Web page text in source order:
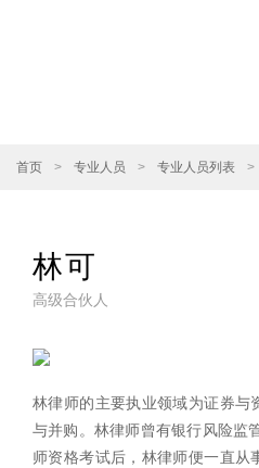
首页 > 专业人员 > 专业人员列表 >
林可
高级合伙人
林律师的主要执业领域为证券与
与并购。林律师曾有银行风险监
师资格考试后，林律师便一直从